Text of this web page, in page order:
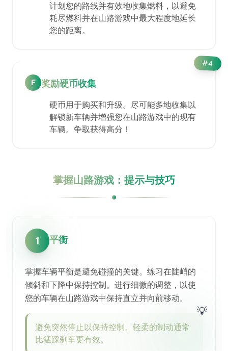
计划您的路线并有效地收集燃料，以避免
耗尽燃料并在山路游戏中最大程度地延长
您的距离。
#4
F 奖励硬币收集
硬币用于购买和升级。尽可能多地收集以
解锁新车辆并增强您在山路游戏中的现有
车辆。争取获得高分！
掌握山路游戏：提示与技巧
1 平衡
掌握车辆平衡是避免碰撞的关键。练习在陡峭的
倾斜和下降中保持控制。进行细微的调整，以使
您的车辆在山路游戏中保持直立并向前移动。
💡
避免突然停止以保持控制。轻柔的制动通常
比猛踩刹车更有效。